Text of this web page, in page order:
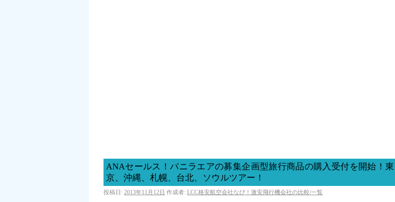
ANAセールス！バニラエアの募集企画型旅行商品の購入受付を開始！東
京、沖縄、札幌、台北、ソウルツアー！
投稿日: 2013年11月12日 作成者: LCC格安航空会社なび！激安飛行機会社の比較/一覧